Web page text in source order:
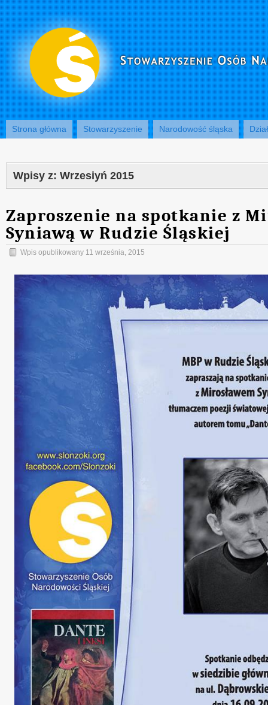
Strona główna Stowarzyszenie Narodowość śląska
Wpisy z: Wrzesiyń 2015
Zaproszenie na spotkanie z
Syniawą w Rudzie Śląskiej
Wpis opublikowany 11 września, 2015